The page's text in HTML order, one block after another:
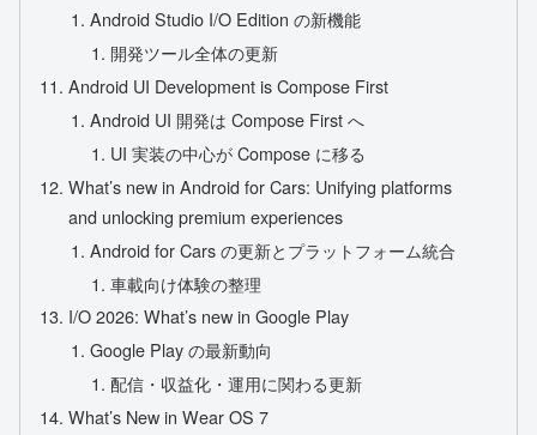
Android Studio I/O Edition の新機能
開発ツール全体の更新
Android UI Development is Compose First
Android UI 開発は Compose First へ
UI 実装の中心が Compose に移る
What’s new in Android for Cars: Unifying platforms
and unlocking premium experiences
Android for Cars の更新とプラットフォーム統合
車載向け体験の整理
I/O 2026: What’s new in Google Play
Google Play の最新動向
配信・収益化・運用に関わる更新
What’s New in Wear OS 7